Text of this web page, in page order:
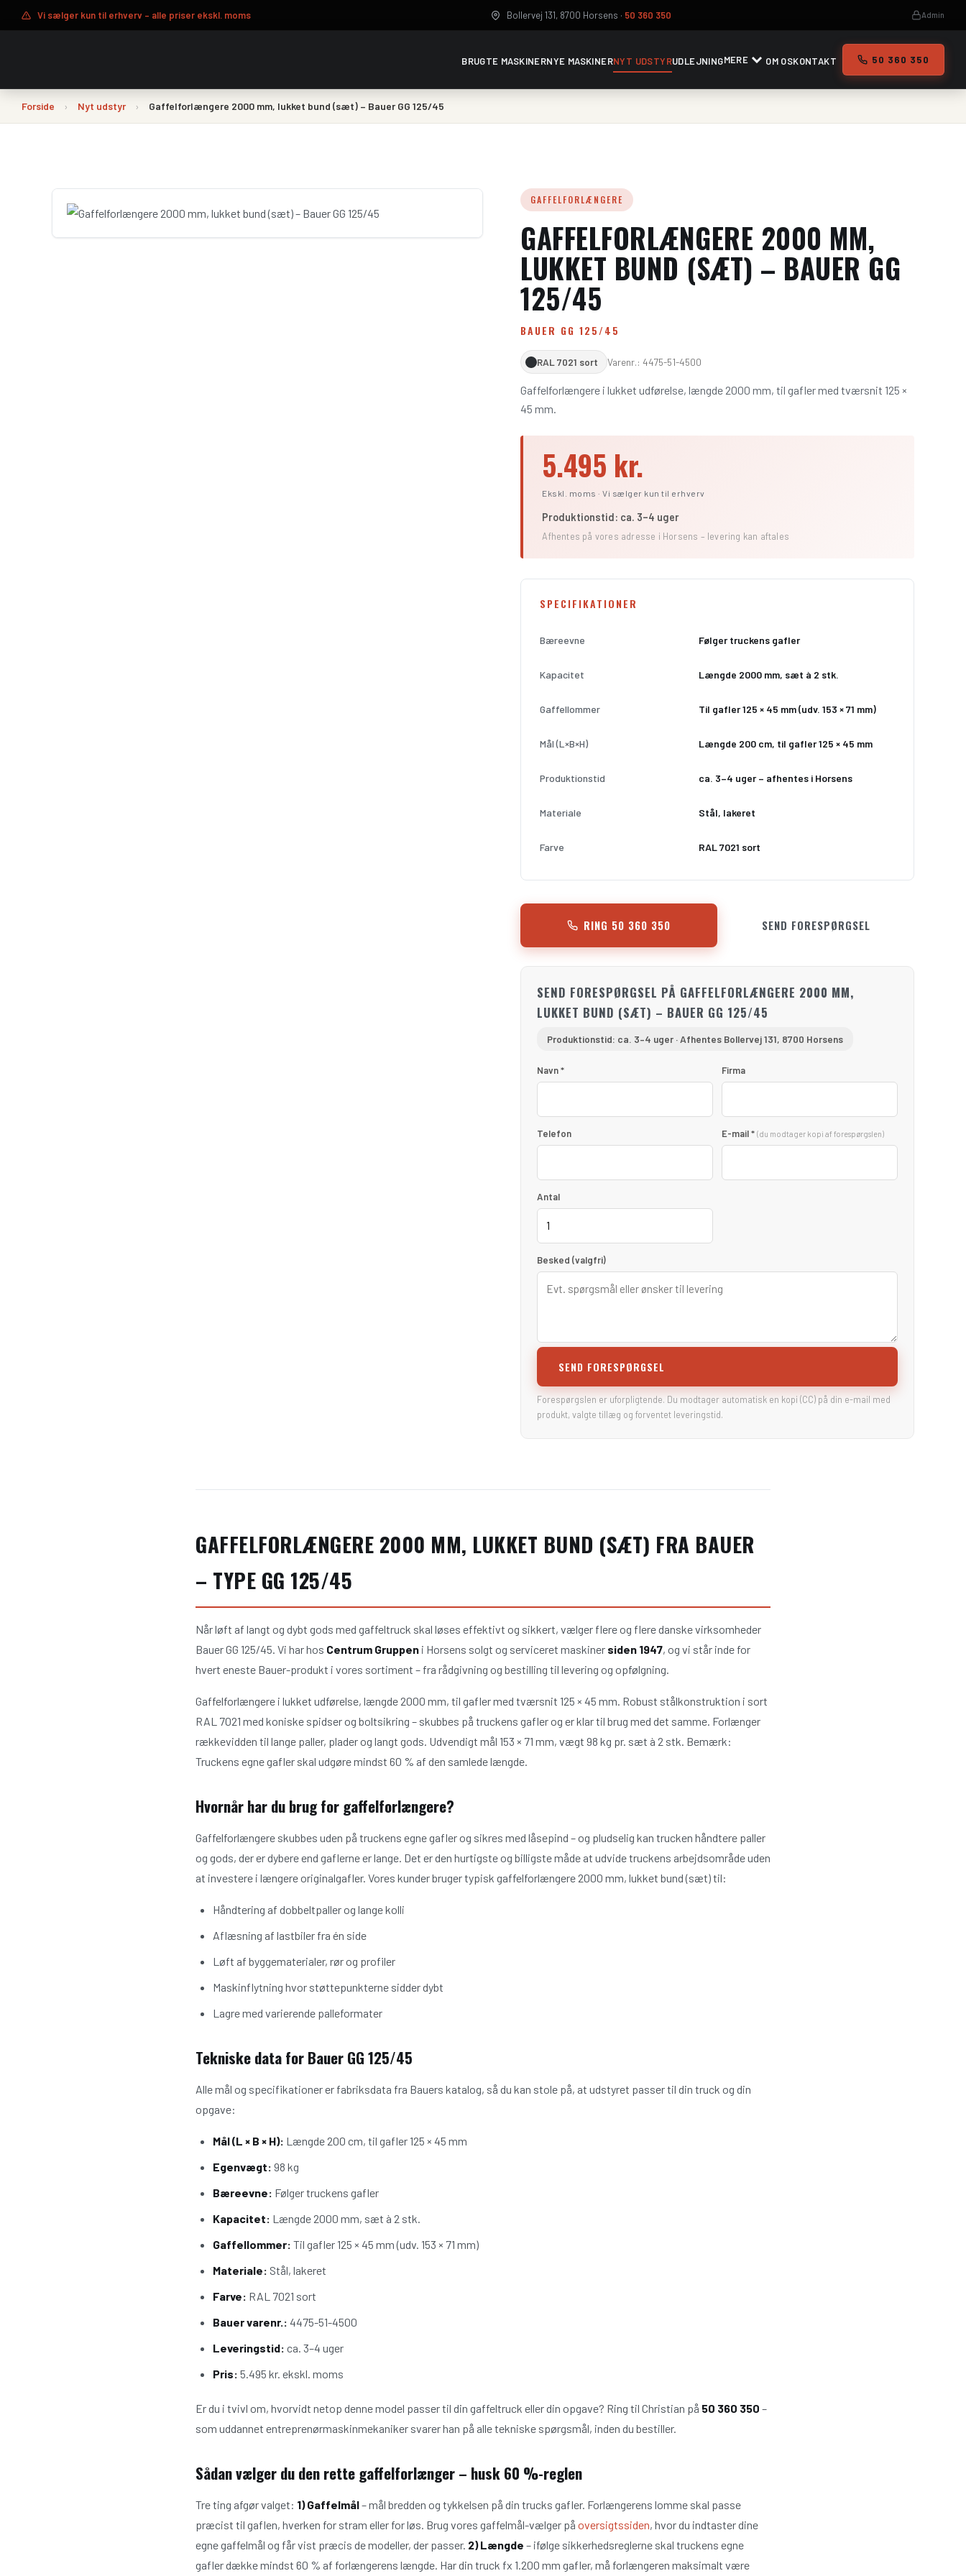
Vi sælger kun til erhverv – alle priser ekskl. moms Bollervej 131, 8700 Horsens · 50 360 350 Admin
BRUGTE MASKINERNYE MASKINERNYT UDSTYRUDLEJNINGMERE OM OSKONTAKT 50 360 350
Forside › Nyt udstyr › Gaffelforlængere 2000 mm, lukket bund (sæt) – Bauer GG 125/45
GAFFELFORLÆNGERE
GAFFELFORLÆNGERE 2000 MM,
LUKKET BUND (SÆT) – BAUER GG
125/45
BAUER GG 125/45
RAL 7021 sort Varenr.: 4475-51-4500
Gaffelforlængere i lukket udførelse, længde 2000 mm, til gafler med tværsnit 125 ×
45 mm.
5.495 kr.
Ekskl. moms · Vi sælger kun til erhverv
Produktionstid: ca. 3–4 uger
Afhentes på vores adresse i Horsens – levering kan aftales
SPECIFIKATIONER
Bæreevne Følger truckens gafler
Kapacitet Længde 2000 mm, sæt à 2 stk.
Gaffellommer Til gafler 125 × 45 mm (udv. 153 × 71 mm)
Mål (L×B×H) Længde 200 cm, til gafler 125 × 45 mm
Produktionstid ca. 3–4 uger – afhentes i Horsens
Materiale Stål, lakeret
Farve RAL 7021 sort
RING 50 360 350 SEND FORESPØRGSEL
SEND FORESPØRGSEL PÅ GAFFELFORLÆNGERE 2000 MM,
LUKKET BUND (SÆT) – BAUER GG 125/45
Produktionstid: ca. 3–4 uger · Afhentes Bollervej 131, 8700 Horsens
Navn * Firma
Telefon E-mail *(du modtager kopi af forespørgslen)
Antal
Besked (valgfri)
SEND FORESPØRGSEL
Forespørgslen er uforpligtende. Du modtager automatisk en kopi (CC) på din e-mail med
produkt, valgte tillæg og forventet leveringstid.
GAFFELFORLÆNGERE 2000 MM, LUKKET BUND (SÆT) FRA BAUER
– TYPE GG 125/45
Når løft af langt og dybt gods med gaffeltruck skal løses effektivt og sikkert, vælger flere og flere danske virksomheder
Bauer GG 125/45. Vi har hos Centrum Gruppen i Horsens solgt og serviceret maskiner siden 1947, og vi står inde for
hvert eneste Bauer-produkt i vores sortiment – fra rådgivning og bestilling til levering og opfølgning.
Gaffelforlængere i lukket udførelse, længde 2000 mm, til gafler med tværsnit 125 × 45 mm. Robust stålkonstruktion i sort
RAL 7021 med koniske spidser og boltsikring – skubbes på truckens gafler og er klar til brug med det samme. Forlænger
rækkevidden til lange paller, plader og langt gods. Udvendigt mål 153 × 71 mm, vægt 98 kg pr. sæt à 2 stk. Bemærk:
Truckens egne gafler skal udgøre mindst 60 % af den samlede længde.
Hvornår har du brug for gaffelforlængere?
Gaffelforlængere skubbes uden på truckens egne gafler og sikres med låsepind – og pludselig kan trucken håndtere paller
og gods, der er dybere end gaflerne er lange. Det er den hurtigste og billigste måde at udvide truckens arbejdsområde uden
at investere i længere originalgafler. Vores kunder bruger typisk gaffelforlængere 2000 mm, lukket bund (sæt) til:
Håndtering af dobbeltpaller og lange kolli
Aflæsning af lastbiler fra én side
Løft af byggematerialer, rør og profiler
Maskinflytning hvor støttepunkterne sidder dybt
Lagre med varierende palleformater
Tekniske data for Bauer GG 125/45
Alle mål og specifikationer er fabriksdata fra Bauers katalog, så du kan stole på, at udstyret passer til din truck og din
opgave:
Mål (L × B × H): Længde 200 cm, til gafler 125 × 45 mm
Egenvægt: 98 kg
Bæreevne: Følger truckens gafler
Kapacitet: Længde 2000 mm, sæt à 2 stk.
Gaffellommer: Til gafler 125 × 45 mm (udv. 153 × 71 mm)
Materiale: Stål, lakeret
Farve: RAL 7021 sort
Bauer varenr.: 4475-51-4500
Leveringstid: ca. 3–4 uger
Pris: 5.495 kr. ekskl. moms
Er du i tvivl om, hvorvidt netop denne model passer til din gaffeltruck eller din opgave? Ring til Christian på 50 360 350 –
som uddannet entreprenørmaskinmekaniker svarer han på alle tekniske spørgsmål, inden du bestiller.
Sådan vælger du den rette gaffelforlænger – husk 60 %-reglen
Tre ting afgør valget: 1) Gaffelmål– mål bredden og tykkelsen på din trucks gafler. Forlængerens lomme skal passe
præcist til gaflen, hverken for stram eller for løs. Brug vores gaffelmål-vælger på oversigtssiden, hvor du indtaster dine
egne gaffelmål og får vist præcis de modeller, der passer. 2) Længde – ifølge sikkerhedsreglerne skal truckens egne
gafler dække mindst 60 % af forlængerens længde. Har din truck fx 1.200 mm gafler, må forlængeren maksimalt være